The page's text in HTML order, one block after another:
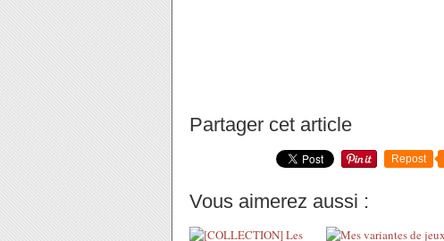
Partager cet article
Repost
Vous aimerez aussi :